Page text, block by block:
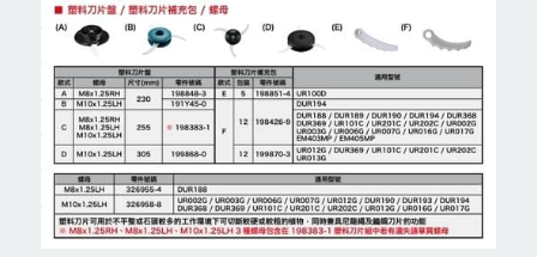
CAN TA肯田-附件
牧田MT
SHINKOMI 型鋼力
Milwaukee-充電器、電池、配件
Milwaukee-12
MT
牧科Maktec
插電式
電池及配件
雷射、牆體探測等儀器
機器附件
TAKANO 電動工具
KOLAI格萊電動工具
KUMAS工具
Hikoki
HONDA發電機、引擎
雷射儀器及水準儀
電動吊車、吊具、氣動工具
五金及其它